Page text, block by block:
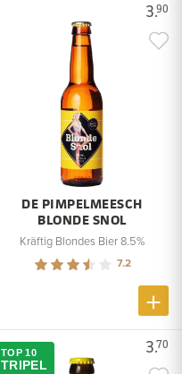
3.90
DE PIMPELMEESCH
BLONDE SNOL
Kräftig Blondes Bier 8.5%
7.2
3.70
TOP 10
TRIPEL